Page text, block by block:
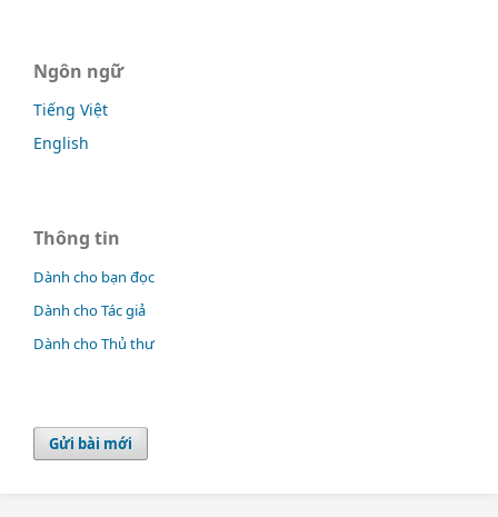
Ngôn ngữ
Tiếng Việt
English
Thông tin
Dành cho bạn đọc
Dành cho Tác giả
Dành cho Thủ thư
Gửi bài mới